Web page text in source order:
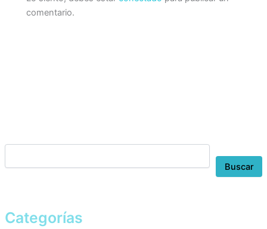
comentario.
Buscar
Categorías